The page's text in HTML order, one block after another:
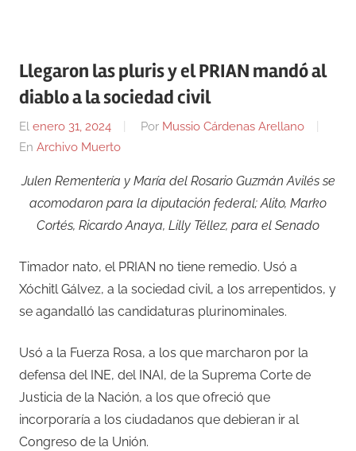
Llegaron las pluris y el PRIAN mandó al
diablo a la sociedad civil
El enero 31, 2024 Por Mussio Cárdenas Arellano
En Archivo Muerto
Julen Rementería y María del Rosario Guzmán Avilés se
acomodaron para la diputación federal; Alito, Marko
Cortés, Ricardo Anaya, Lilly Téllez, para el Senado
Timador nato, el PRIAN no tiene remedio. Usó a
Xóchitl Gálvez, a la sociedad civil, a los arrepentidos, y
se agandalló las candidaturas plurinominales.
Usó a la Fuerza Rosa, a los que marcharon por la
defensa del INE, del INAI, de la Suprema Corte de
Justicia de la Nación, a los que ofreció que
incorporaría a los ciudadanos que debieran ir al
Congreso de la Unión.